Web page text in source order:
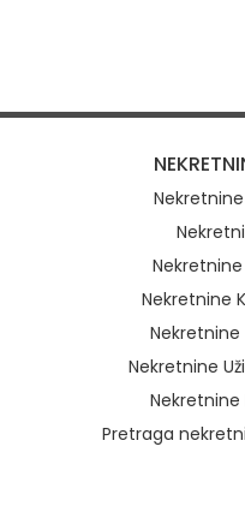
Nekretnine
Nekretnine
Nekretnine
Nekretnine
Pretraga